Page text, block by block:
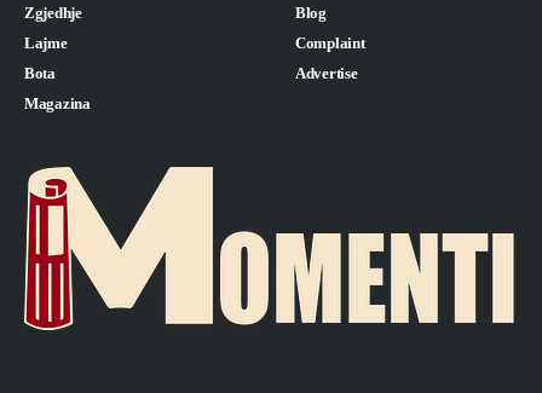
Zgjedhje
Lajme
Bota
Magazina
Blog
Complaint
Advertise